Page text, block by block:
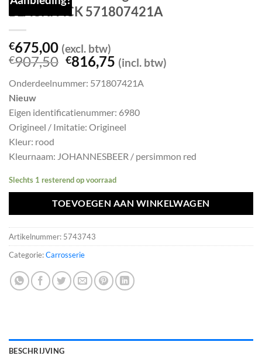
BLACKPACK 571807421A
€675,00 (excl. btw)
€907,50 Oorspronkelijke
was:
€816,75 Huidige
prijs
is:
(incl. btw)
Onderdeelnummer: 571807421A
Nieuw
Eigen identificatienummer: 6980
Origineel / Imitatie: Origineel
Kleur: rood
Kleurnaam: JOHANNESBEER / persimmon red
Slechts 1 resterend op voorraad
TOEVOEGEN AAN WINKELWAGEN
Artikelnummer: 5743743
Categorie:Carrosserie
BESCHRIJVING